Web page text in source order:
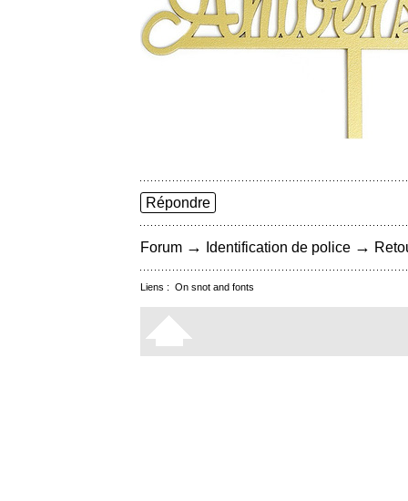
Répondre
Forum → Identification de police →
Liens : On snot and fonts